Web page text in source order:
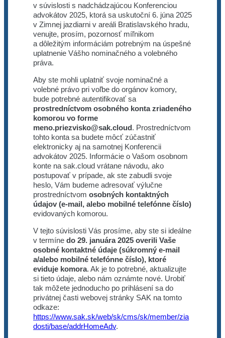
v súvislosti s nadchádzajúcou Konferenciou
advokátov 2025, ktorá sa uskutoční 6. júna 2025
v Zimnej jazdiarni v areáli Bratislavského hradu,
venujte, prosím, pozornosť míľnikom
a dôležitým informáciám potrebným na úspešné
uplatnenie Vášho nominačného a volebného
práva.
Aby ste mohli uplatniť svoje nominačné a
volebné právo pri voľbe do orgánov komory,
bude potrebné autentifikovať sa
prostredníctvom osobného konta zriadeného
komorou vo forme
meno.priezvisko@sak.cloud. Prostredníctvom
tohto konta sa budete môcť zúčastniť
elektronicky aj na samotnej Konferencii
advokátov 2025. Informácie o Vašom osobnom
konte na sak.cloud vrátane návodu, ako
postupovať v prípade, ak ste zabudli svoje
heslo, Vám budeme adresovať výlučne
prostredníctvom osobných kontaktných
údajov (e-mail, alebo mobilné telefónne číslo)
evidovaných komorou.
V tejto súvislosti Vás prosíme, aby ste si ideálne
v termíne do 29. januára 2025 overili Vaše
osobné kontaktné údaje (súkromný e-mail
a/alebo mobilné telefónne číslo), ktoré
eviduje komora. Ak je to potrebné, aktualizujte
si tieto údaje, alebo nám oznámte nové. Urobiť
tak môžete jednoducho po prihlásení sa do
privátnej časti webovej stránky SAK na tomto
odkaze:
https://www.sak.sk/web/sk/cms/sk/member/zia
dosti/base/addrHomeAdv.